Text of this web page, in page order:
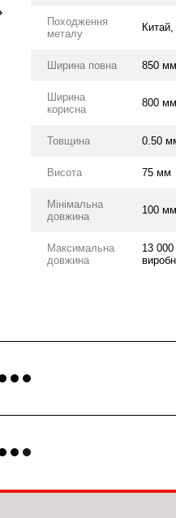
Походження
металу
Ширина повна 850 мм
Ширина
корисна
800 мм
Товщина 0.50
Висота 75 мм
Мінімальна
довжина
100 мм
Максимальна
довжина
13